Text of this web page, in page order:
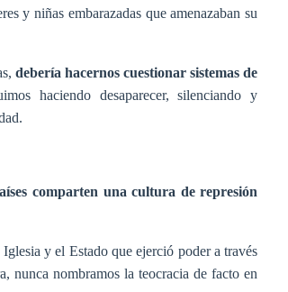
y niñas embarazadas que amenazaban su
debería hacernos cuestionar sistemas de
haciendo desaparecer, silenciando y
comparten una cultura de represión
y el Estado que ejerció poder a través
nunca nombramos la teocracia de facto en